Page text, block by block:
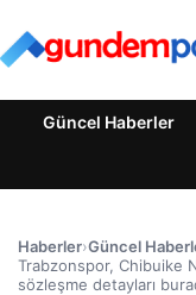
Güncel Haberler
Haberler›Güncel
Trabzonspor, Chibuike
sözleşme detayları